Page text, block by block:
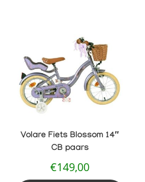
Volare Fiets Blossom 14″
CB paars
€149,00